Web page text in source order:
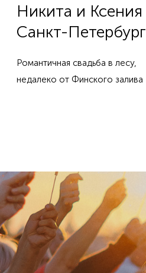
Никита и Ксения
Санкт-Петербург
Романтичная свадьба в лесу,
недалеко от Финского залива